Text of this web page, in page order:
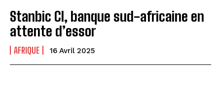
Stanbic CI, banque sud-africaine en
attente d’essor
AFRIQUE 16 Avril 2025